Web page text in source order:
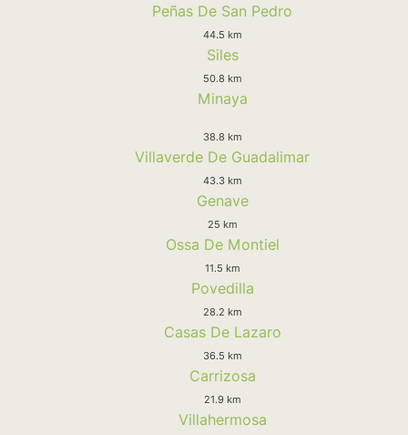
Peñas De San Pedro
44.5 km
Siles
50.8 km
Minaya
38.8 km
Villaverde De Guadalimar
43.3 km
Genave
25 km
Ossa De Montiel
11.5 km
Povedilla
28.2 km
Casas De Lazaro
36.5 km
Carrizosa
21.9 km
Villahermosa